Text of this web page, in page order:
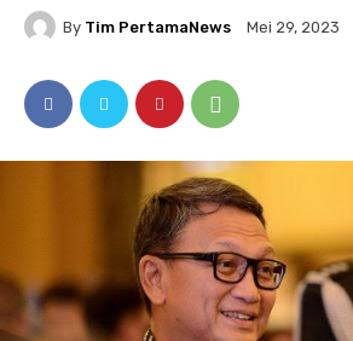
By Tim PertamaNews Mei 29, 2023